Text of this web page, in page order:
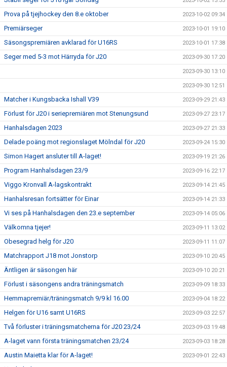
Prova på tjejhockey den 8.e oktober 2023-10-02 09:34
Premiärseger 2023-10-01 19:10
Säsongspremiären avklarad för U16RS 2023-10-01 17:38
Seger med 5-3 mot Härryda för J20 2023-09-30 17:20
2023-09-30 13:10
2023-09-30 12:51
Matcher i Kungsbacka Ishall V39 2023-09-29 21:43
Förlust för J20 i seriepremiären mot Stenungsund 2023-09-27 23:17
Hanhalsdagen 2023 2023-09-27 21:33
Delade poäng mot regionslaget Mölndal för J20 2023-09-24 15:30
Simon Hagert ansluter till A-laget! 2023-09-19 21:26
Program Hanhalsdagen 23/9 2023-09-16 22:17
Viggo Kronvall A-lagskontrakt 2023-09-14 21:45
Hanhalsresan fortsätter för Einar 2023-09-14 21:33
Vi ses på Hanhalsdagen den 23.e september 2023-09-14 05:06
Välkomna tjejer! 2023-09-11 13:02
Obesegrad helg för J20 2023-09-11 11:07
Matchrapport J18 mot Jonstorp 2023-09-10 20:45
Äntligen är säsongen här 2023-09-10 20:21
Förlust i säsongens andra träningsmatch 2023-09-09 18:33
Hemmapremiär/träningsmatch 9/9 kl 16.00 2023-09-04 18:22
Helgen för U16 samt U16RS 2023-09-03 22:57
Två förluster i träningsmatcherna för J20 23/24 2023-09-03 19:48
A-laget vann första träningsmatchen 23/24 2023-09-03 18:28
Austin Maietta klar för A-laget! 2023-09-01 22:43